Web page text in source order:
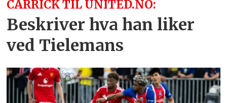
CARRICK TIL UNITED.NO:
Beskriver hva han liker
ved Tielemans